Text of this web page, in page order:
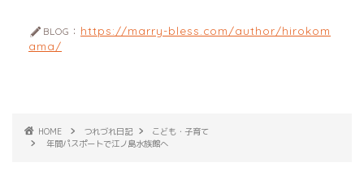
BLOG： https://marry-bless.com/author/hirokom
ama/
HOME つれづれ日記
こども・子育て
年間パスポートで江ノ島水族館へ